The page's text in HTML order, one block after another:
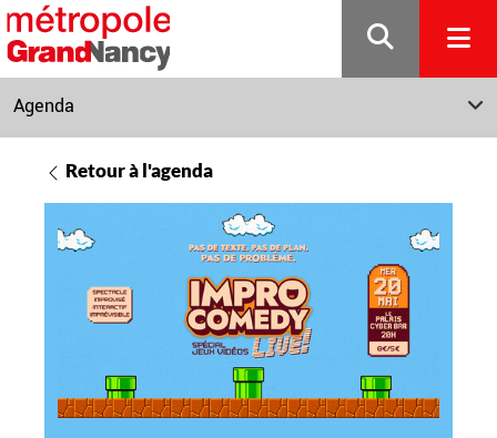
Gestion de vos préférences sur les cookies
Agenda
Retour à l'agenda